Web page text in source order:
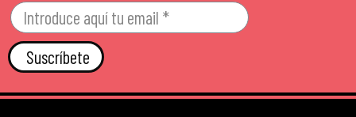
Suscríbete